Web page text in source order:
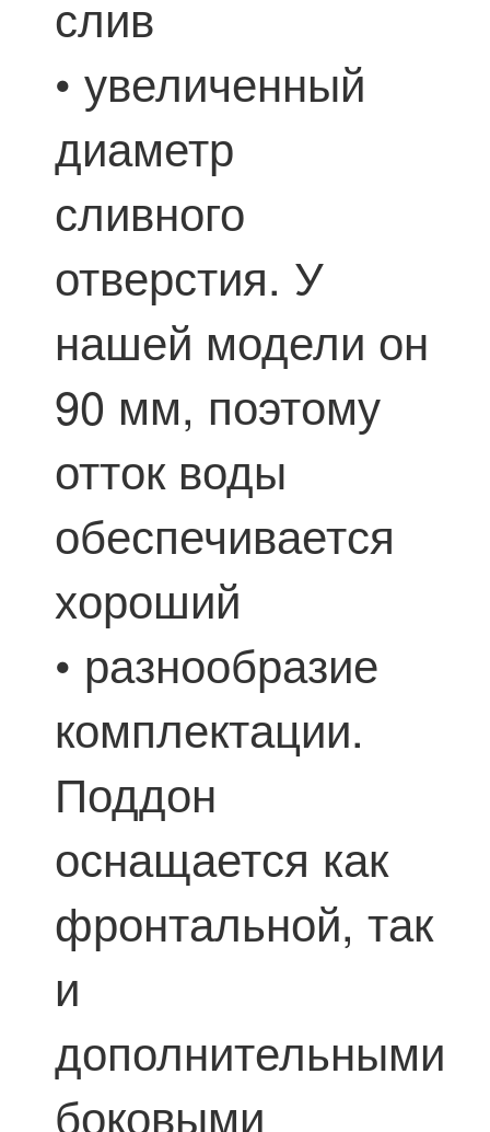
слив
• увеличенный
диаметр
сливного
отверстия. У
нашей модели он
90 мм, поэтому
отток воды
обеспечивается
хороший
• разнообразие
комплектации.
Поддон
оснащается как
фронтальной, так
и
дополнительными
боковыми